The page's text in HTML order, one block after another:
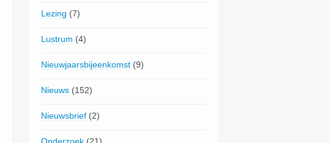
Lezing (7)
Lustrum (4)
Nieuwjaarsbijeenkomst (9)
Nieuws (152)
Nieuwsbrief (2)